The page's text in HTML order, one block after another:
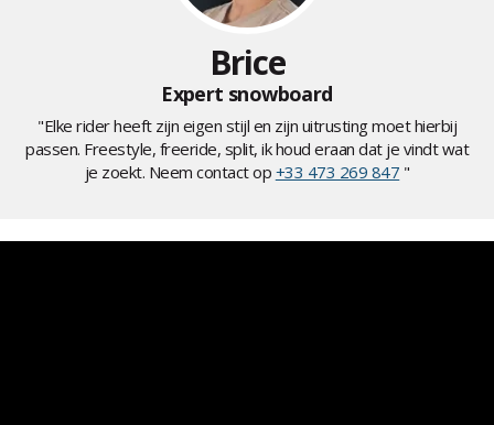
Brice
Expert snowboard
"Elke rider heeft zijn eigen stijl en zijn uitrusting moet hierbij
passen. Freestyle, freeride, split, ik houd eraan dat je vindt wat
je zoekt. Neem contact op +33 473 269 847 "